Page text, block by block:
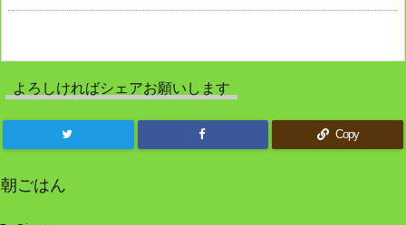
よろしければシェアお願いします
Copy
朝ごはん